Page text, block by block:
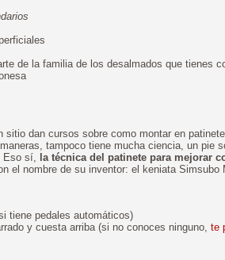
de la familia de los desalmados que tienes
sitio dan cursos sobre como montar en
tampoco tiene mucha ciencia, un pie
Eso sí, la técnica del patinete para mejorar
el nombre de su inventor: el keniata Simsubo
tiene pedales automáticos)
y cuesta arriba (si no conoces ninguno, te